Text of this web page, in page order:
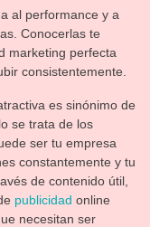
al performance y a
Conocerlas te
marketing perfecta
consistentemente.
es sinónimo de
se trata de los
ser tu empresa
constantemente y tu
de contenido útil,
publicidad online
necesitan ser